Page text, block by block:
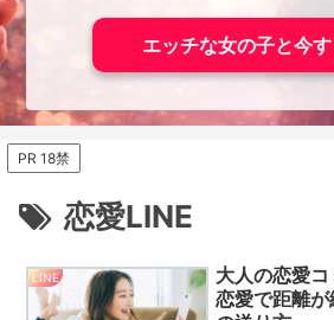
エッチな女の子と今
PR 18禁
恋愛LINE
LINE
大人の恋愛
恋愛で距離